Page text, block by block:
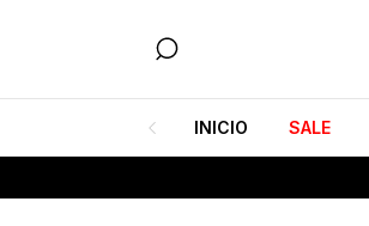
INICIO SALE